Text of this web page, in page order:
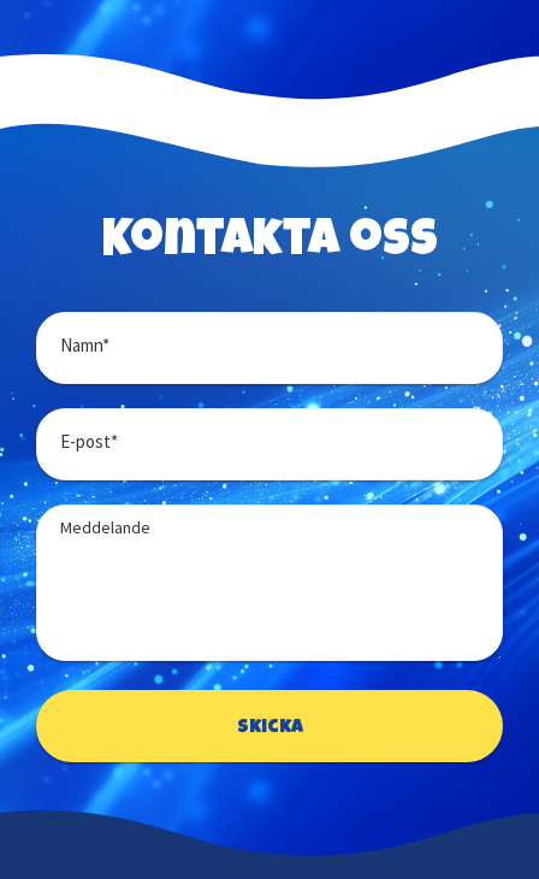
Kontakta oss
Namn*
E-post*
Meddelande
Skicka